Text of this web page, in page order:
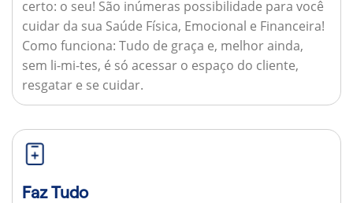
certo: o seu! São inúmeras possibilidade para você
cuidar da sua Saúde Física, Emocional e Financeira!
Como funciona: Tudo de graça e, melhor ainda,
sem li-mi-tes, é só acessar o espaço do cliente,
resgatar e se cuidar.
Faz Tudo